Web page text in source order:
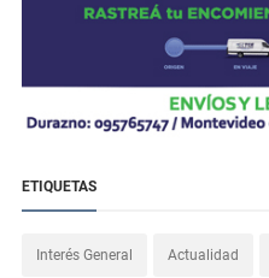
ETIQUETAS
Interés General Actualidad